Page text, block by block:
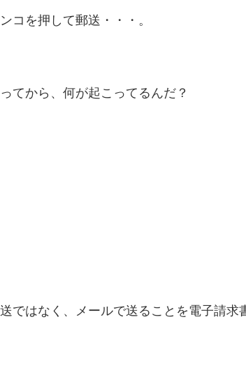
コを押して郵送・・・。
てから、何が起こってるんだ？
ではなく、メールで送ることを電子請求